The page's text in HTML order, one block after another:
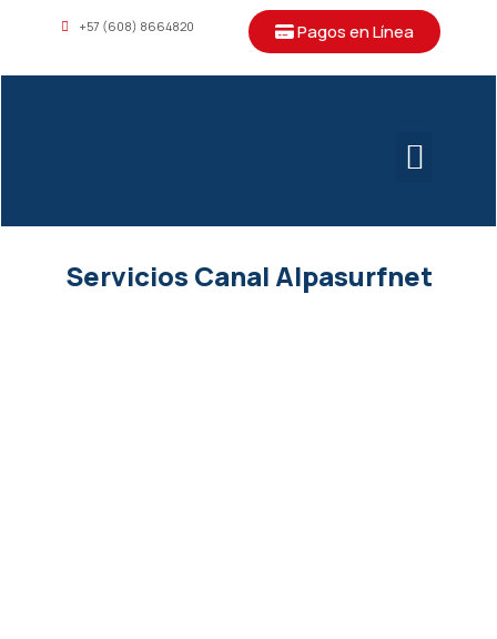
+57 (608) 8664820 Pagos en Línea
Servicios Canal Alpasurfnet